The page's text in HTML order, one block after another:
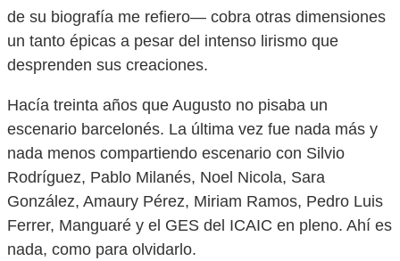
de su biografía me refiero— cobra otras dimensiones
un tanto épicas a pesar del intenso lirismo que
desprenden sus creaciones.
Hacía treinta años que Augusto no pisaba un
escenario barcelonés. La última vez fue nada más y
nada menos compartiendo escenario con Silvio
Rodríguez, Pablo Milanés, Noel Nicola, Sara
González, Amaury Pérez, Miriam Ramos, Pedro Luis
Ferrer, Manguaré y el GES del ICAIC en pleno. Ahí es
nada, como para olvidarlo.